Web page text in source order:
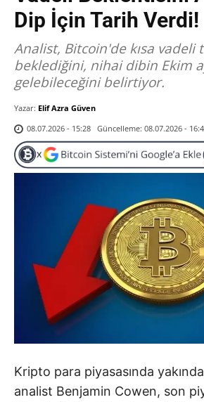
Dip İçin Tarih Verdi!
Analist, Bitcoin'de kısa vadeli
beklediğini, nihai dibin Ekim
gelebileceğini belirtiyor.
Yazar: Elif Azra Güven
08.07.2026 - 15:28 Güncelleme: 08.07.2026 -
Kripto para piyasasında
analist Benjamin Cowen, son